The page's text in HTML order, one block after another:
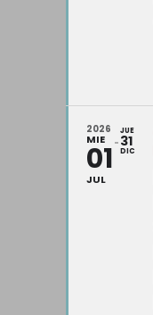
2026
MIE
01
JUL
JUE
31
DIC